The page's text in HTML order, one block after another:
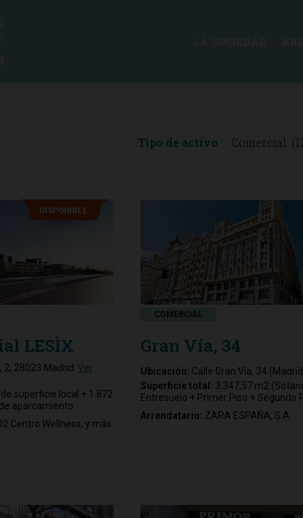
Tipo de activo
LESÌX
2, 28023 Madrid Ver
superficie local + 1.872
aparcamiento
Centro Wellness, y más
COMERCIAL
Gran Vía, 34
Ubicación: Calle Gran Vía, 34
Superficie total: 3.347,57 m2
Entresuelo + Primer Piso + Segundo
Arrendatario: ZARA ESPAÑA, S.A.